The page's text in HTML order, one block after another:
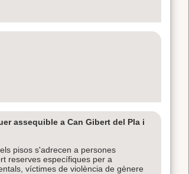
assequible a Can Gibert del Pla i
pisos s'adrecen a persones
reserves específiques per a
víctimes de violència de gènere